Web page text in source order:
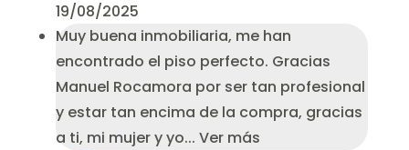
19/08/2025
Muy buena inmobiliaria, me han
encontrado el piso perfecto. Gracias
Manuel Rocamora por ser tan profesional
y estar tan encima de la compra, gracias
a ti, mi mujer y yo... Ver más